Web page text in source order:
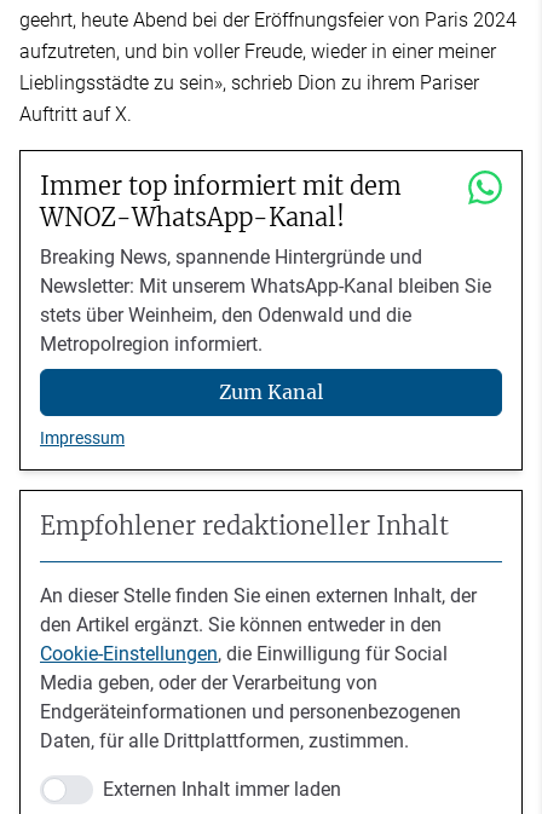
geehrt, heute Abend bei der Eröffnungsfeier von Paris 2024
aufzutreten, und bin voller Freude, wieder in einer meiner
Lieblingsstädte zu sein», schrieb Dion zu ihrem Pariser
Auftritt auf X.
Immer top informiert mit dem
WNOZ-WhatsApp-Kanal!
Breaking News, spannende Hintergründe und
Newsletter: Mit unserem WhatsApp-Kanal bleiben Sie
stets über Weinheim, den Odenwald und die
Metropolregion informiert.
Zum Kanal
Impressum
Empfohlener redaktioneller Inhalt
An dieser Stelle finden Sie einen externen Inhalt, der
den Artikel ergänzt. Sie können entweder in den
Cookie-Einstellungen, die Einwilligung für Social
Media geben, oder der Verarbeitung von
Endgeräteinformationen und personenbezogenen
Daten, für alle Drittplattformen, zustimmen.
Externen Inhalt immer laden